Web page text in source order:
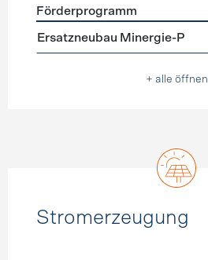
Förderprogramme Neubau
Förderprogramm
Ersatzneubau Minergie-P
+ alle öffnen
Stromerzeugung